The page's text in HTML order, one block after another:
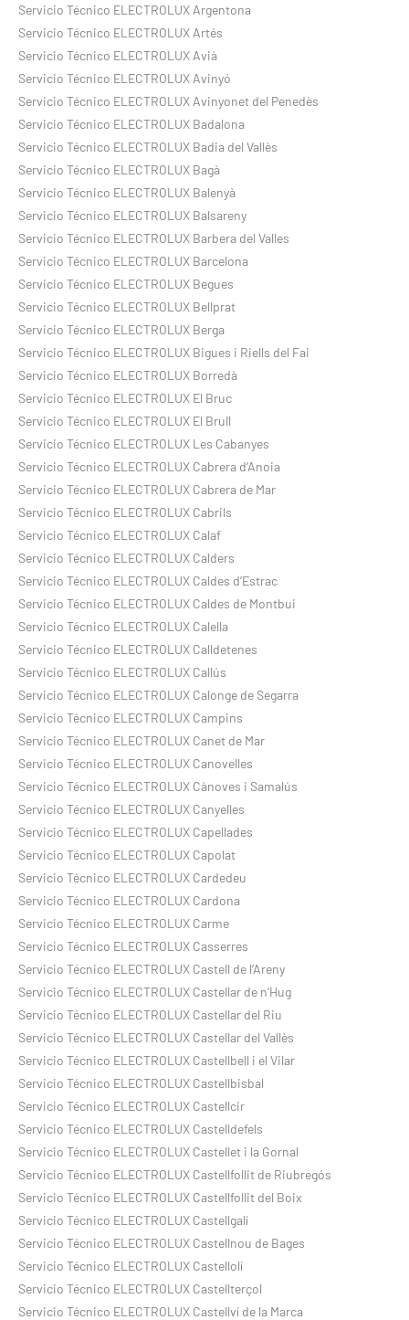
Servicio Técnico ELECTROLUX Argentona
Servicio Técnico ELECTROLUX Artés
Servicio Técnico ELECTROLUX Avià
Servicio Técnico ELECTROLUX Avinyó
Servicio Técnico ELECTROLUX Avinyonet del Penedès
Servicio Técnico ELECTROLUX Badalona
Servicio Técnico ELECTROLUX Badia del Vallès
Servicio Técnico ELECTROLUX Bagà
Servicio Técnico ELECTROLUX Balenyà
Servicio Técnico ELECTROLUX Balsareny
Servicio Técnico ELECTROLUX Barbera del Valles
Servicio Técnico ELECTROLUX Barcelona
Servicio Técnico ELECTROLUX Begues
Servicio Técnico ELECTROLUX Bellprat
Servicio Técnico ELECTROLUX Berga
Servicio Técnico ELECTROLUX Bigues i Riells del Fai
Servicio Técnico ELECTROLUX Borredà
Servicio Técnico ELECTROLUX El Bruc
Servicio Técnico ELECTROLUX El Brull
Servicio Técnico ELECTROLUX Les Cabanyes
Servicio Técnico ELECTROLUX Cabrera d’Anoia
Servicio Técnico ELECTROLUX Cabrera de Mar
Servicio Técnico ELECTROLUX Cabrils
Servicio Técnico ELECTROLUX Calaf
Servicio Técnico ELECTROLUX Calders
Servicio Técnico ELECTROLUX Caldes d’Estrac
Servicio Técnico ELECTROLUX Caldes de Montbui
Servicio Técnico ELECTROLUX Calella
Servicio Técnico ELECTROLUX Calldetenes
Servicio Técnico ELECTROLUX Callús
Servicio Técnico ELECTROLUX Calonge de Segarra
Servicio Técnico ELECTROLUX Campins
Servicio Técnico ELECTROLUX Canet de Mar
Servicio Técnico ELECTROLUX Canovelles
Servicio Técnico ELECTROLUX Cànoves i Samalús
Servicio Técnico ELECTROLUX Canyelles
Servicio Técnico ELECTROLUX Capellades
Servicio Técnico ELECTROLUX Capolat
Servicio Técnico ELECTROLUX Cardedeu
Servicio Técnico ELECTROLUX Cardona
Servicio Técnico ELECTROLUX Carme
Servicio Técnico ELECTROLUX Casserres
Servicio Técnico ELECTROLUX Castell de l’Areny
Servicio Técnico ELECTROLUX Castellar de n’Hug
Servicio Técnico ELECTROLUX Castellar del Riu
Servicio Técnico ELECTROLUX Castellar del Vallès
Servicio Técnico ELECTROLUX Castellbell i el Vilar
Servicio Técnico ELECTROLUX Castellbisbal
Servicio Técnico ELECTROLUX Castellcir
Servicio Técnico ELECTROLUX Castelldefels
Servicio Técnico ELECTROLUX Castellet i la Gornal
Servicio Técnico ELECTROLUX Castellfollit de Riubregós
Servicio Técnico ELECTROLUX Castellfollit del Boix
Servicio Técnico ELECTROLUX Castellgalí
Servicio Técnico ELECTROLUX Castellnou de Bages
Servicio Técnico ELECTROLUX Castellolí
Servicio Técnico ELECTROLUX Castellterçol
Servicio Técnico ELECTROLUX Castellví de la Marca